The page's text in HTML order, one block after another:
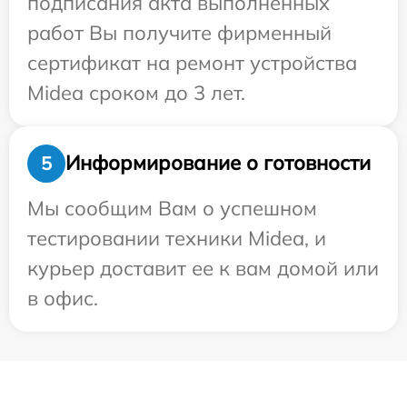
работ Вы получите фирменный
сертификат на ремонт устройства
Midea сроком до 3 лет.
5
Информирование о готовности
Мы сообщим Вам о успешном
тестировании техники Midea, и
курьер доставит ее к вам домой или
в офис.